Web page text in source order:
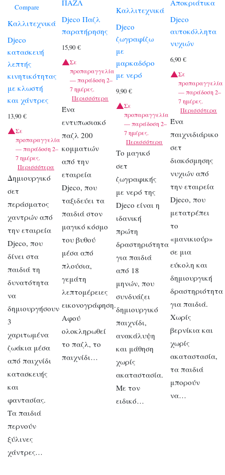
Compare
Καλλιτεχνικά
Djeco
κατασκευή
λεπτής
κινητικότητας
με κλωστή
και χάντρες
13,90 €
Σε
προπαραγγελία
— παράδοση 2–
7 ημέρες.
Περισσότερα
Δημιουργικό
σετ
περάσματος
χαντρών από
την εταιρεία
Djeco, που
δίνει στα
παιδιά τη
δυνατότητα
να
δημιουργήσουν
3
χαριτωμένα
ζωάκια μέσα
από παιχνίδι
κατασκευής
και
φαντασίας.
Τα παιδιά
περνούν
ξύλινες
χάντρες…
ΠΑΖΛ
Djeco Παζλ
παρατήρησης
15,90€
Σε
προπαραγγελία
— παράδοση 2–
7 ημέρες.
Περισσότερα
Ένα
εντυπωσιακό
παζλ 200
κομματιών
από την
εταιρεία
Djeco, που
ταξιδεύει τα
παιδιά στον
μαγικό κόσμο
του βυθού
μέσα από
πλούσια,
γεμάτη
λεπτομέρειες
εικονογράφηση.
Αφού
ολοκληρωθεί
το παζλ, το
παιχνίδι…
Καλλιτεχνικά
Djeco
ζωγραφίζω
με
μαρκαδόρο
με νερό
9,90€
Σε
προπαραγγελία
— παράδοση 2–
7 ημέρες.
Περισσότερα
Το μαγικό
σετ
ζωγραφικής
με νερό της
Djeco είναι η
ιδανική
πρώτη
δραστηριότητα
για παιδιά
από 18
μηνών, που
συνδυάζει
δημιουργικό
παιχνίδι,
ανακάλυψη
και μάθηση
χωρίς
ακαταστασία.
Με τον
ειδικό…
Αποκριάτικα
Djeco
αυτοκόλλητα
νυχιών
6,90€
Σε
προπαραγγελία
— παράδοση 2–
7 ημέρες.
Περισσότερα
Ένα
παιχνιδιάρικο
σετ
διακόσμησης
νυχιών από
την εταιρεία
Djeco, που
μετατρέπει
το
«μανικιούρ»
σε μια
εύκολη και
δημιουργική
δραστηριότητα
για παιδιά.
Χωρίς
βερνίκια και
χωρίς
ακαταστασία,
τα παιδιά
μπορούν
να…